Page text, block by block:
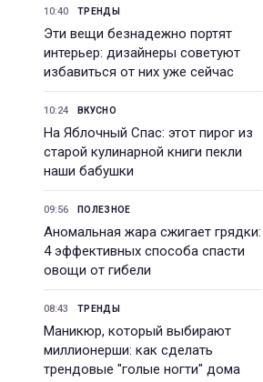
10:40 ТРЕНДЫ
Эти вещи безнадежно портят
интерьер: дизайнеры советуют
избавиться от них уже сейчас
10:24 ВКУСНО
На Яблочный Спас: этот пирог из
старой кулинарной книги пекли
наши бабушки
09:56 ПОЛЕЗНОЕ
Аномальная жара сжигает грядки:
4 эффективных способа спасти
овощи от гибели
08:43 ТРЕНДЫ
Маникюр, который выбирают
миллионерши: как сделать
трендовые "голые ногти" дома